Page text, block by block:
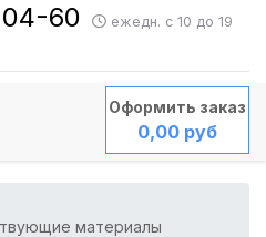
60 ежедн. с 10 до 19
Оформить заказ
0,00 руб
материалы